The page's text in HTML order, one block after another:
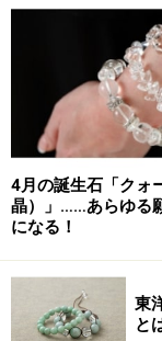
「願いを叶える
こちらで紹介し
を
日本パワーストー
『願いを叶える
（パッチワーク
4月の誕生石「クォ
晶）」……あらゆる
になる！
東
と